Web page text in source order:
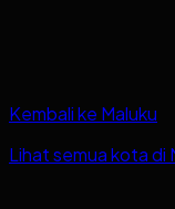
Kembali ke Maluku
Lihat semua kota di